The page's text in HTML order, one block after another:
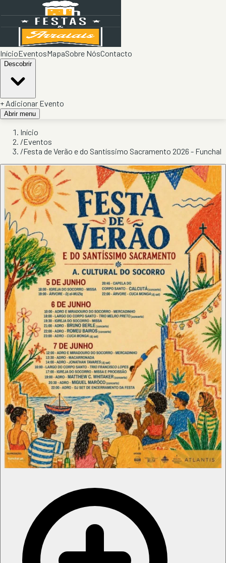
InícioEventosMapaSobre NósContacto
Descobrir
+ Adicionar Evento
Abrir menu
Início
/Eventos
/Festa de Verão e do Santíssimo Sacramento 2026 - Funchal